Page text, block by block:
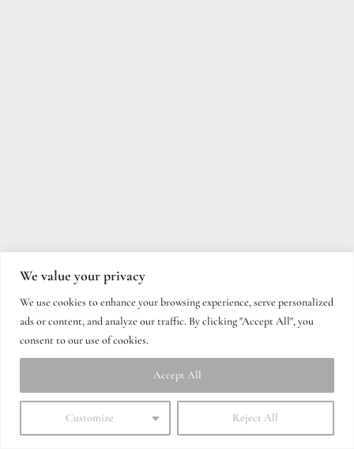
We value your privacy
We use cookies to enhance your browsing experience, serve personalized
ads or content, and analyze our traffic. By clicking "Accept All", you
consent to our use of cookies.
Customize Reject All
Accept All